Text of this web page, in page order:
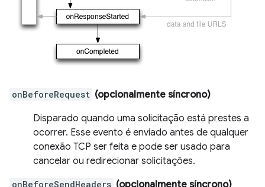
onBeforeRequest (opcionalmente síncrono)
Disparado quando uma solicitação está prestes a
ocorrer. Esse evento é enviado antes de qualquer
conexão TCP ser feita e pode ser usado para
cancelar ou redirecionar solicitações.
onBeforeSendHeaders (opcionalmente síncrono)